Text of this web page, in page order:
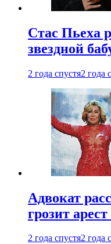
Стас Пьеха
звездной
2 года спустя2 года
Адвокат
грозит
2 года спустя2 года